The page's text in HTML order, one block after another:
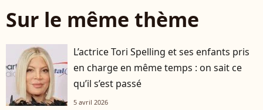
Sur le même thème
L’actrice Tori Spelling et ses enfants pris
en charge en même temps : on sait ce
qu’il s’est passé
5 avril 2026